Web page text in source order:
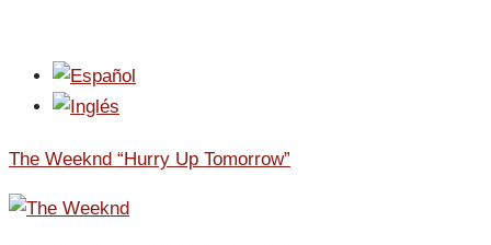
The Weeknd “Hurry Up Tomorrow”